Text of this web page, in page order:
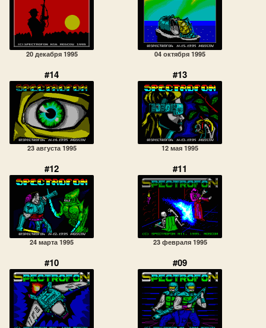
20 декабря 1995 04 октября 1995
#14
23 августа 1995
#13
12 мая 1995
#12
24 марта 1995
#11
23 февраля 1995
#10 #09